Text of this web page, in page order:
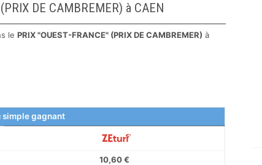
DE CAMBREMER) à CAEN
le PRIX "OUEST-FRANCE" (PRIX DE CAMBREMER) à
simple gagnant
10,60 €